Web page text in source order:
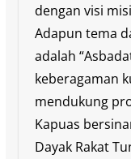
dengan visi
Adapun tema
adalah
keberagaman
mendukung
Kapuas
Dayak Rakat